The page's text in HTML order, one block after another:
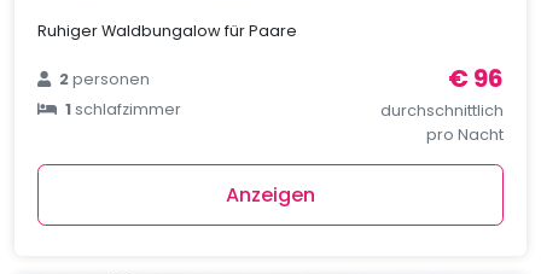
Ruhiger Waldbungalow für Paare
2personen
1schlafzimmer
€ 96
durchschnittlich
pro Nacht
Anzeigen